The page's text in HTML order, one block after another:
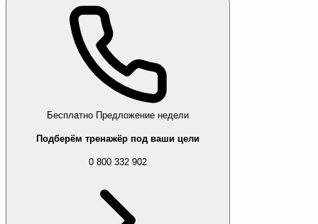
Бесплатно Предложение недели
Подберём тренажёр под ваши цели
0 800 332 902